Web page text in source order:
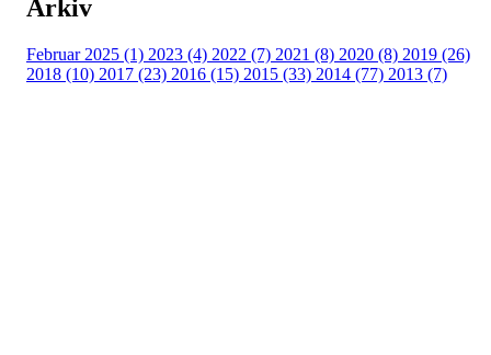
Arkiv
Februar 2025 (1) 2023 (4) 2022 (7) 2021 (8) 2020 (8) 2019 (26)
2018 (10) 2017 (23) 2016 (15) 2015 (33) 2014 (77) 2013 (7)